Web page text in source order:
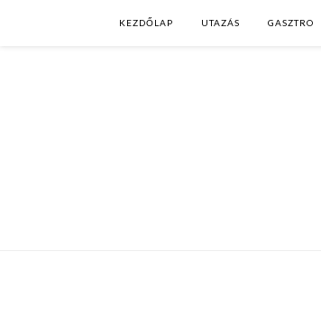
KEZDŐLAP UTAZÁS GASZTRO